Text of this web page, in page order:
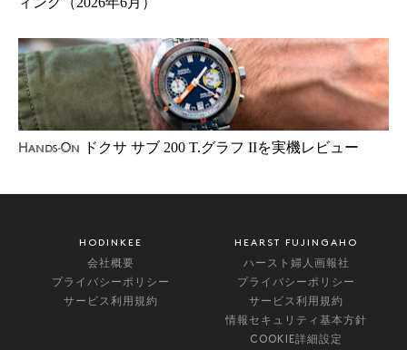
Hands-On ドクサ サブ 200 T.グラフ IIを実機レビュー
HODINKEE
会社概要
プライバシーポリシー
サービス利用規約
HEARST FUJINGAHO
ハースト婦人画報社
プライバシーポリシー
サービス利用規約
情報セキュリティ基本方針
COOKIE詳細設定